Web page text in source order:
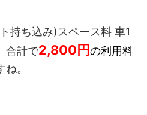
持ち込み)スペース料 車1
合計で2,800円の利用料
。